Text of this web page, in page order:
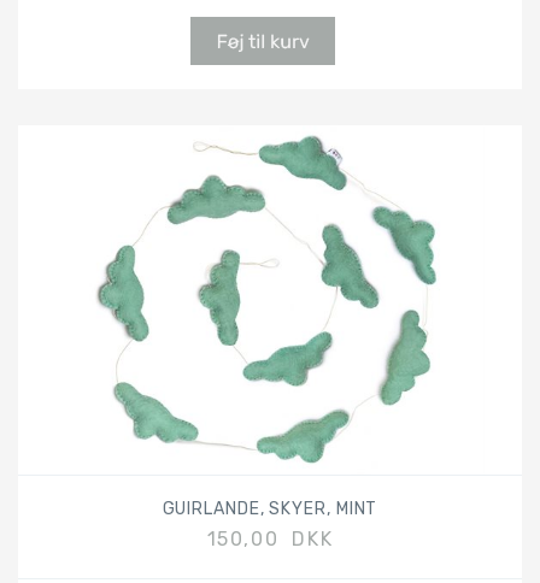
GUIRLANDE, SKYER, MINT
150,00 DKK